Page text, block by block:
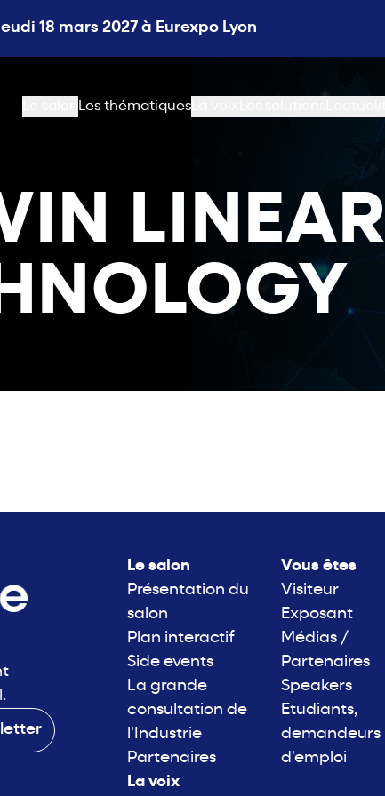
18 mars 2027 à Eurexpo Lyon
Les thématiques
LINEAR
Le salon
Présentation du
salon
Plan interactif
Side events
La grande
consultation de
l'Industrie
Partenaires
La voix
Vous êtes
Visiteur
Exposant
Médias /
Partenaires
Speakers
Etudiants,
demandeurs
d'emploi